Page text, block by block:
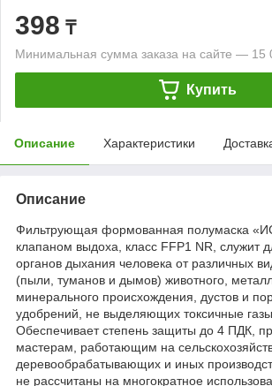
398 ₸
Минимальная сумма заказа на сайте — 15
Купить
Описание Характеристики
Описание
Фильтрующая формованная полумаска
клапаном выдоха, класс FFP1 NR, служит
органов дыхания человека от различных
(пыли, туманов и дымов) животного,
минерального происхождения, дустов и
удобрений, не выделяющих токсичные
Обеспечивает степень защиты до 4 ПДК,
мастерам, работающим на
деревообрабатывающих и иных
не рассчитаны на многократное